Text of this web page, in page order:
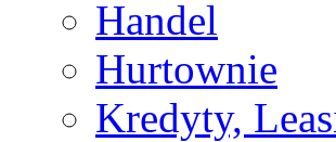
Handel
Hurtownie
Kredyty,